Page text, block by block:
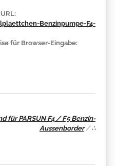
Benzinpumpe-F4-
für Browser-Eingabe:
für PARSUN F4 / F5 Benzin-
Aussenborder/∴